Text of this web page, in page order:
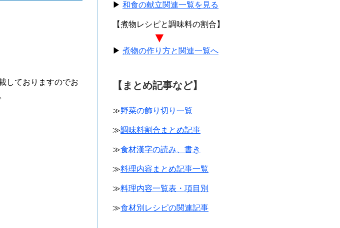
しておりますのでお
▶ 和食の献立関連一覧を見る
【煮物レシピと調味料の割合】
▼
▶ 煮物の作り方と関連一覧へ
【まとめ記事など】
≫野菜の飾り切り一覧
≫調味料割合まとめ記事
≫食材漢字の読み、書き
≫料理内容まとめ記事一覧
≫料理内容一覧表・項目別
≫食材別レシピの関連記事